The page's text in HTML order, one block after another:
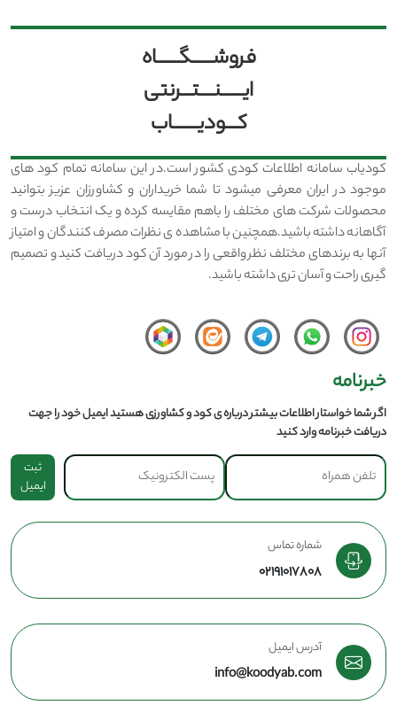
فروشــــــگــــــاه
ایــــــنــــتـــرنتی
کـــودیـــــــاب
کودیاب سامانه اطلاعات کودی کشور است.در این سامانه تمام کود های
موجود در ایران معرفی میشود تا شما خریداران و کشاورزان عزیز بتوانید
محصولات شرکت های مختلف را باهم مقایسه کرده و یک انتخاب درست و
آگاهانه داشته باشید.همچنین با مشاهده ی نظرات مصرف کنندگان و امتیاز
آنها به برندهای مختلف نظر واقعی را در مورد آن کود دریافت کنید و تصمیم
گیری راحت و آسان تری داشته باشید.
خبرنامه
اگر شما خواستار اطلاعات بیشتر درباره ی کود و کشاورزی هستید ایمیل خود را جهت
دریافت خبرنامه وارد کنید
ثبت
ایمیل
شماره تماس
02191017808
آدرس ایمیل
info@koodyab.com